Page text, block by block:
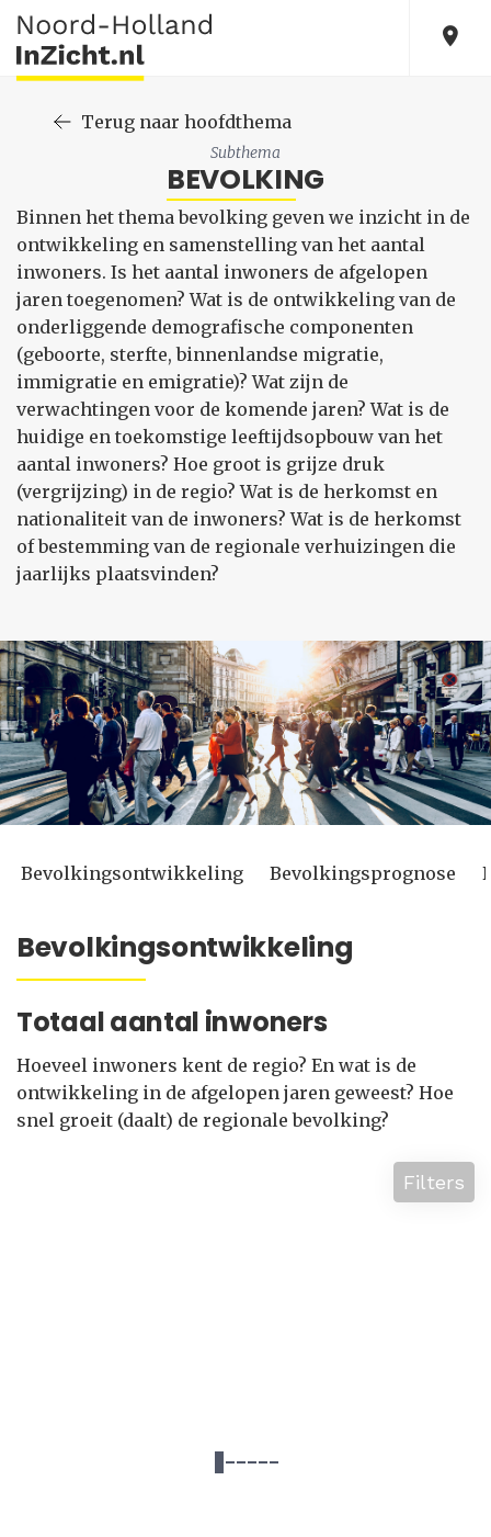
Terug naar hoofdthema
Subthema
BEVOLKING
Binnen het thema bevolking geven we inzicht in de
ontwikkeling en samenstelling van het aantal
inwoners. Is het aantal inwoners de afgelopen
jaren toegenomen? Wat is de ontwikkeling van de
onderliggende demografische componenten
(geboorte, sterfte, binnenlandse migratie,
immigratie en emigratie)? Wat zijn de
verwachtingen voor de komende jaren? Wat is de
huidige en toekomstige leeftijdsopbouw van het
aantal inwoners? Hoe groot is grijze druk
(vergrijzing) in de regio? Wat is de herkomst en
nationaliteit van de inwoners? Wat is de herkomst
of bestemming van de regionale verhuizingen die
jaarlijks plaatsvinden?
Bevolkingsontwikkeling Bevolkingsprognose
Bevolkingsontwikkeling
Totaal aantal inwoners
Hoeveel inwoners kent de regio? En wat is de
ontwikkeling in de afgelopen jaren geweest? Hoe
snel groeit (daalt) de regionale bevolking?
Filters